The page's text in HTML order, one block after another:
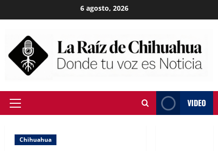
to
6 agosto, 2026
Primary
VIDEO
Chihuahua